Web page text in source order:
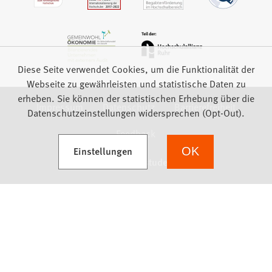
Impressum Datenschutz
Barrierefreiheit
Feedback
Diese Seite verwendet Cookies, um die Funktionalität der
Webseite zu gewährleisten und statistische Daten zu
erheben. Sie können der statistischen Erhebung über die
Datenschutzeinstellungen widersprechen (Opt-Out).
Einstellungen
(Öffnet in einem neuen Tab) OK